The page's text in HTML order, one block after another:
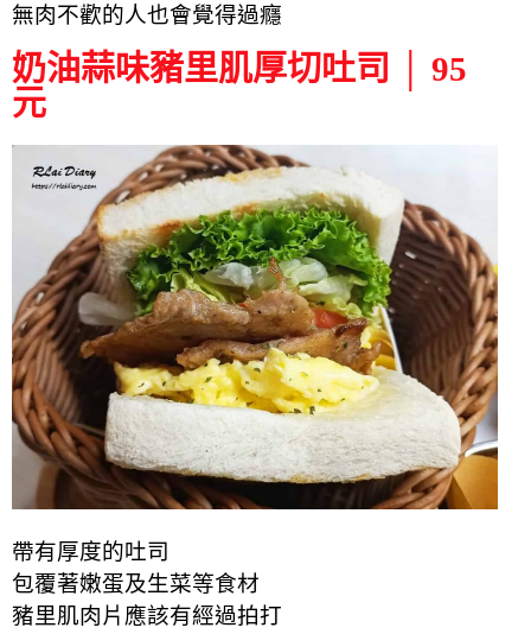
無肉不歡的人也會覺得過癮
奶油蒜味豬里肌厚切吐司 │ 95
元
帶有厚度的吐司
包覆著嫩蛋及生菜等食材
豬里肌肉片應該有經過拍打